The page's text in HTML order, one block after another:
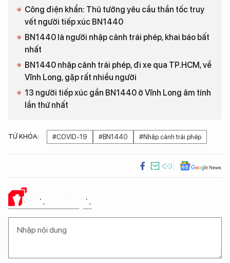
Công điện khẩn: Thủ tướng yêu cầu thần tốc truy
vết người tiếp xúc BN1440
BN1440 là người nhập cảnh trái phép, khai báo bất
nhất
BN1440 nhập cảnh trái phép, đi xe qua TP.HCM, về
Vĩnh Long, gặp rất nhiều người
13 người tiếp xúc gần BN1440 ở Vĩnh Long âm tính
lần thứ nhất
TỪ KHÓA: #COVID-19 #BN1440 #Nhập cảnh trái phép
Ý KIẾN CỦA BẠN